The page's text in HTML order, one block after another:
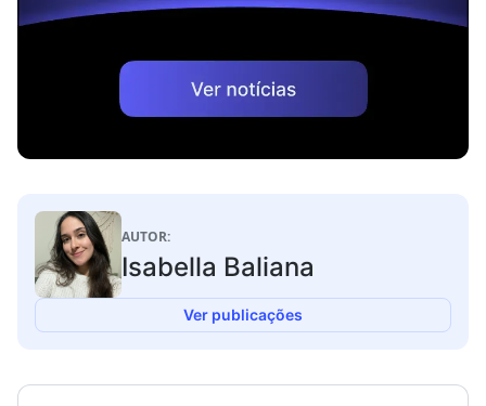
AUTOR:
Isabella Baliana
Ver publicações